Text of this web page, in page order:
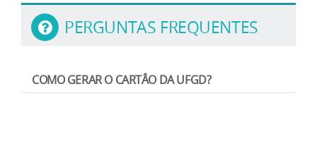
PERGUNTAS FREQUENTES
COMO GERAR O CARTÂO DA UFGD?